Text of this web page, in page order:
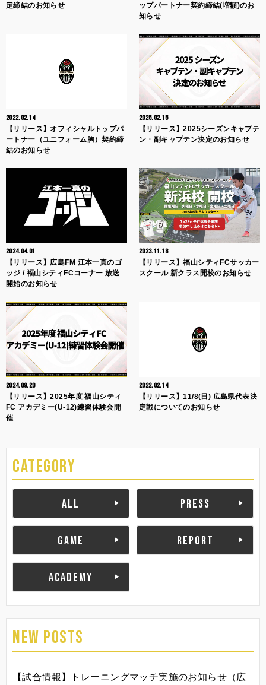
定締結のお知らせ
ップパートナー契約締結(増額)のお
知らせ
2022.02.14
【リリース】オフィシャルトップパ
ートナー（ユニフォーム胸）契約締
結のお知らせ
2025.02.15
【リリース】2025シーズンキャプテ
ン・副キャプテン決定のお知らせ
2024.04.01
【リリース】広島FM 江本一真のゴ
ッジ / 福山シティFCコーナー 放送
開始のお知らせ
2023.11.18
【リリース】福山シティFCサッカー
スクール 新クラス開校のお知らせ
2024.09.20
【リリース】2025年度 福山シティ
FC アカデミー(U-12)練習体験会開
催
2022.02.14
【リリース】11/8(日) 広島県代表決
定戦についてのお知らせ
CATEGORY
ALL PRESS
GAME REPORT
ACADEMY
NEW POSTS
【試合情報】トレーニングマッチ実施のお知らせ（広